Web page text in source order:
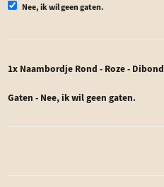
Nee, ik wil geen gaten.
1x Naambordje Rond - Roze - Dibond
Gaten - Nee, ik wil geen gaten.